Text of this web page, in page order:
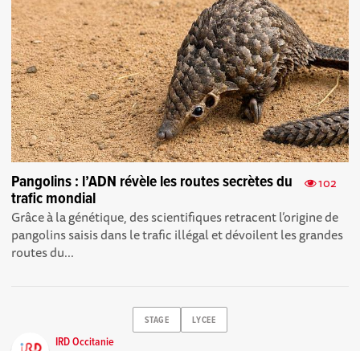
102
Pangolins : l’ADN révèle les routes secrètes du
trafic mondial
Grâce à la génétique, des scientifiques retracent l’origine de
pangolins saisis dans le trafic illégal et dévoilent les grandes
routes du...
STAGE LYCEE
IRD Occitanie